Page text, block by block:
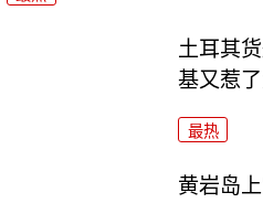
土耳其
基又惹
最热
黄岩岛